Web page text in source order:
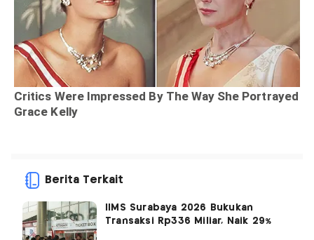
Berita Terkait
IIMS Surabaya 2026 Bukukan
Transaksi Rp336 Miliar, Naik 29%